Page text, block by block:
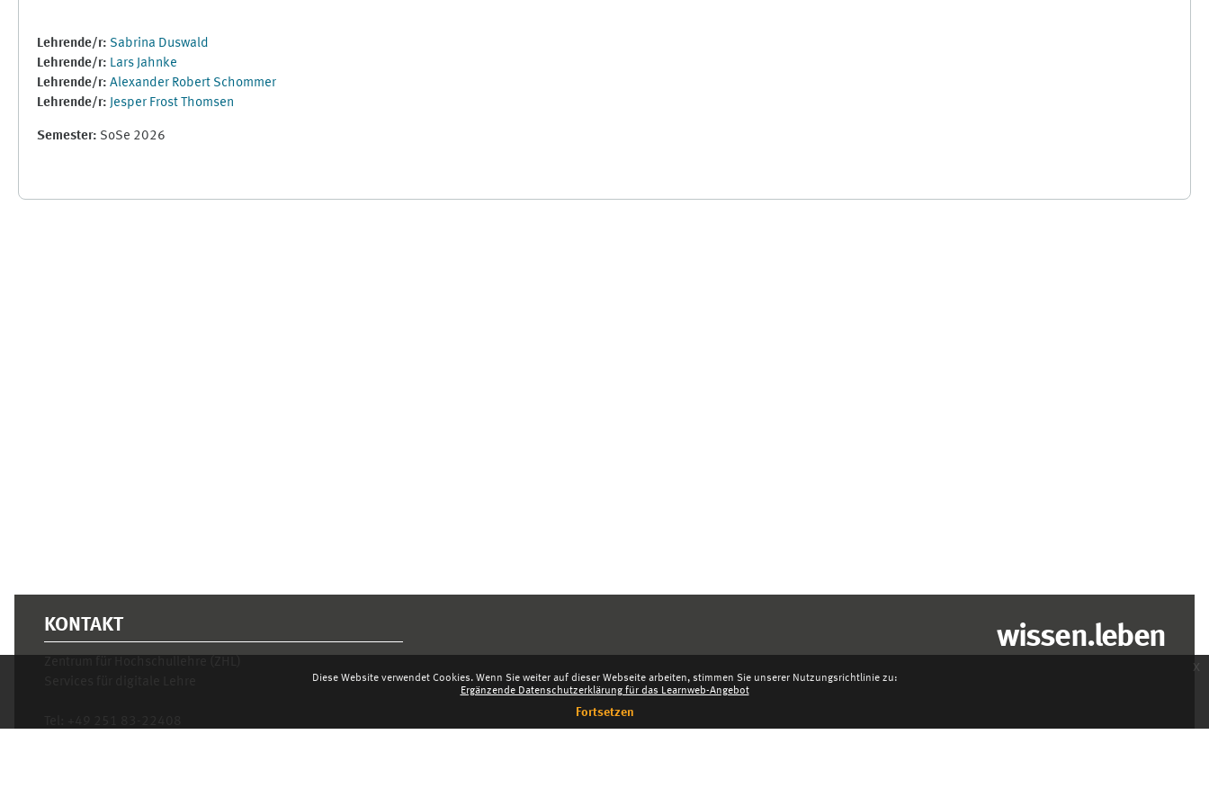
Diese Website verwendet Cookies. Wenn Sie weiter auf dieser Webseite arbeiten, stimmen Sie unserer Nutzungsrichtlinie zu:
Ergänzende Datenschutzerklärung für das Learnweb-Angebot
Fortsetzen
x
Lehrende/r: Sabrina Duswald
Lehrende/r: Lars Jahnke
Lehrende/r: Alexander Robert Schommer
Lehrende/r: Jesper Frost Thomsen
Semester: SoSe 2026
KONTAKT wissen.leben